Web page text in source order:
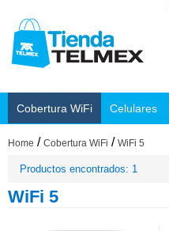
Cobertura WiFi Celulares
Home / Cobertura WiFi / WiFi 5
Productos encontrados: 1
WiFi 5